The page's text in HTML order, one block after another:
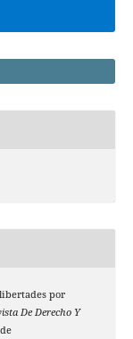
por
De Derecho Y